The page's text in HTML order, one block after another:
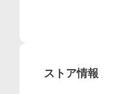
ストア情報